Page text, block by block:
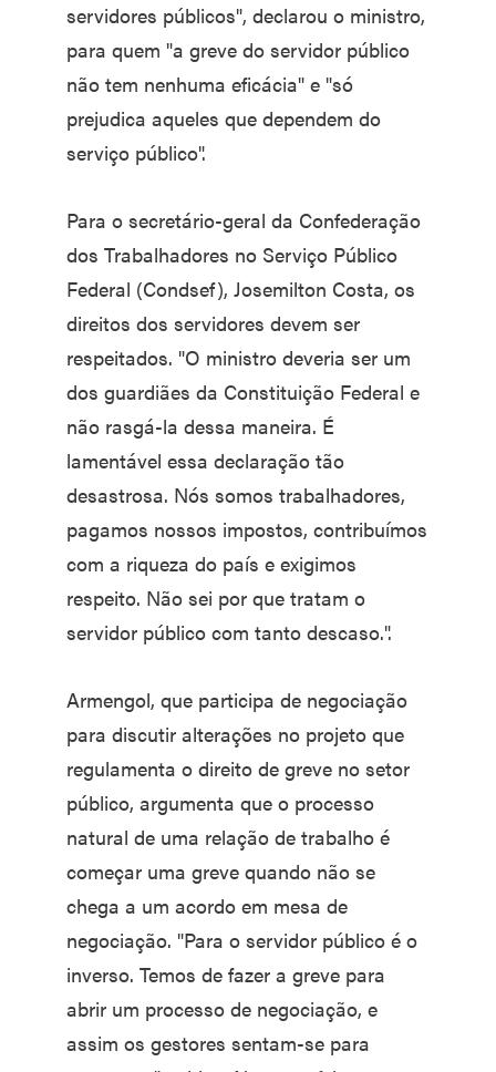
servidores públicos", declarou o ministro,
para quem "a greve do servidor público
não tem nenhuma eficácia" e "só
prejudica aqueles que dependem do
serviço público".
Para o secretário-geral da Confederação
dos Trabalhadores no Serviço Público
Federal (Condsef), Josemilton Costa, os
direitos dos servidores devem ser
respeitados. "O ministro deveria ser um
dos guardiães da Constituição Federal e
não rasgá-la dessa maneira. É
lamentável essa declaração tão
desastrosa. Nós somos trabalhadores,
pagamos nossos impostos, contribuímos
com a riqueza do país e exigimos
respeito. Não sei por que tratam o
servidor público com tanto descaso.".
Armengol, que participa de negociação
para discutir alterações no projeto que
regulamenta o direito de greve no setor
público, argumenta que o processo
natural de uma relação de trabalho é
começar uma greve quando não se
chega a um acordo em mesa de
negociação. "Para o servidor público é o
inverso. Temos de fazer a greve para
abrir um processo de negociação, e
assim os gestores sentam-se para